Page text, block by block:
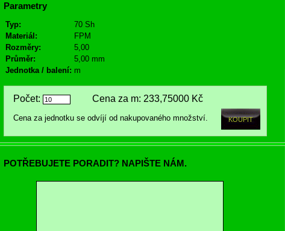
Parametry
Typ:
70 Sh
Materiál:
FPM
Rozměry:
5,00
Průměr:
5,00 mm
Jednotka / balení: m
Počet: Cena za m: 233,75000 Kč
Cena za jednotku se odvíjí od nakupovaného množství.
POTŘEBUJETE PORADIT? NAPIŠTE NÁM.